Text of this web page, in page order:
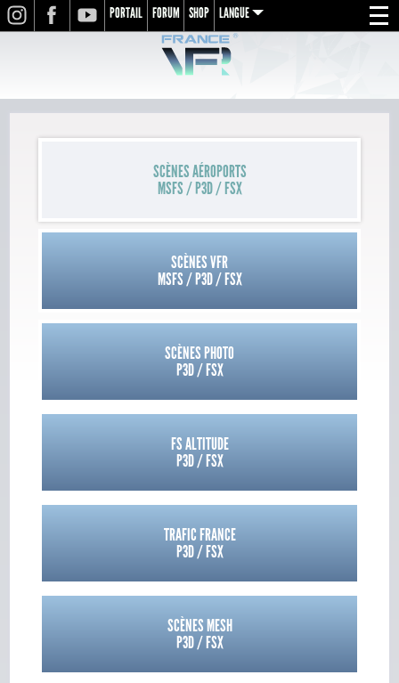
Menu
INSTAGRAMFACEBOOKYOUTUBE
PORTAIL FORUM SHOP LANGUE
de
SCÈNES AÉROPORTS
MSFS / P3D / FSX
SCÈNES VFR
MSFS / P3D / FSX
SCÈNES PHOTO
P3D / FSX
FS ALTITUDE
P3D / FSX
TRAFIC FRANCE
P3D / FSX
SCÈNES MESH
P3D / FSX